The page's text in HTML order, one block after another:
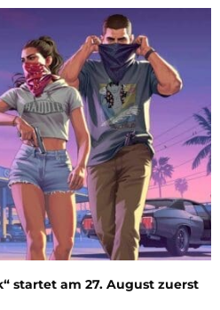
startet am 27. August zuerst